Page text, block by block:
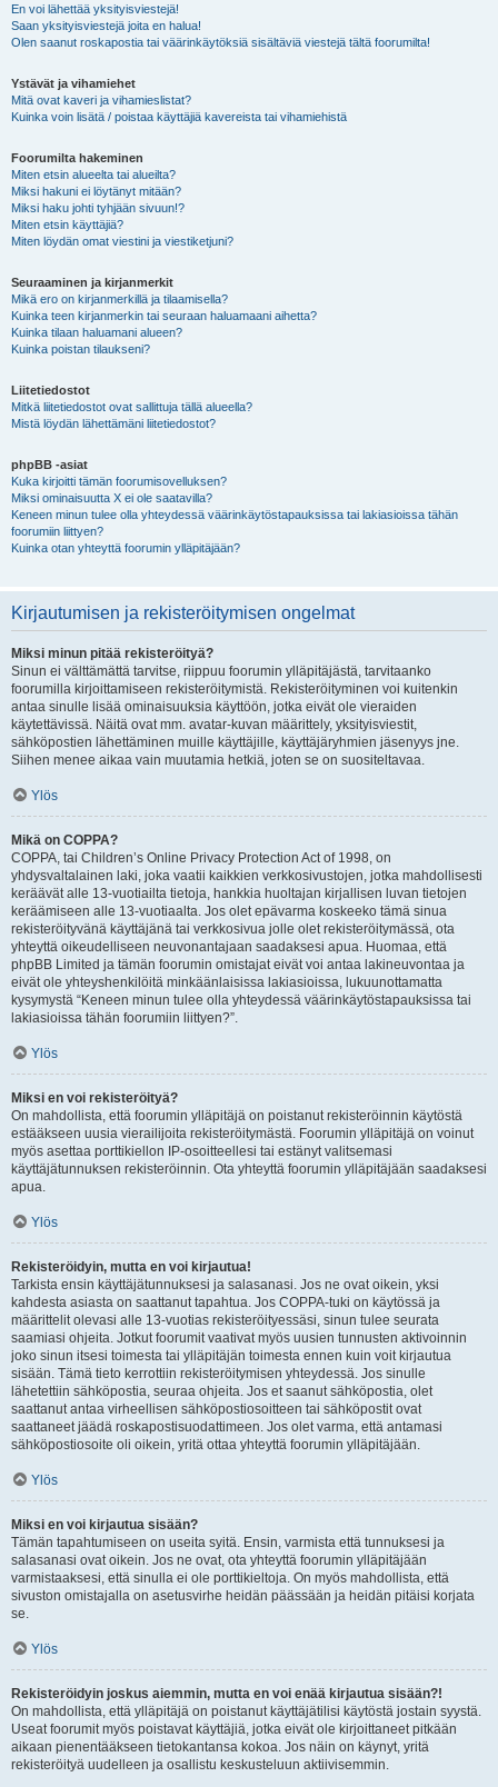
En voi lähettää yksityisviestejä!
Saan yksityisviestejä joita en halua!
Olen saanut roskapostia tai väärinkäytöksiä sisältäviä viestejä tältä foorumilta!
Ystävät ja vihamiehet
Mitä ovat kaveri ja vihamieslistat?
Kuinka voin lisätä / poistaa käyttäjiä kavereista tai vihamiehistä
Foorumilta hakeminen
Miten etsin alueelta tai alueilta?
Miksi hakuni ei löytänyt mitään?
Miksi haku johti tyhjään sivuun!?
Miten etsin käyttäjiä?
Miten löydän omat viestini ja viestiketjuni?
Seuraaminen ja kirjanmerkit
Mikä ero on kirjanmerkillä ja tilaamisella?
Kuinka teen kirjanmerkin tai seuraan haluamaani aihetta?
Kuinka tilaan haluamani alueen?
Kuinka poistan tilaukseni?
Liitetiedostot
Mitkä liitetiedostot ovat sallittuja tällä alueella?
Mistä löydän lähettämäni liitetiedostot?
phpBB -asiat
Kuka kirjoitti tämän foorumisovelluksen?
Miksi ominaisuutta X ei ole saatavilla?
Keneen minun tulee olla yhteydessä väärinkäytöstapauksissa tai lakiasioissa tähän
foorumiin liittyen?
Kuinka otan yhteyttä foorumin ylläpitäjään?
Kirjautumisen ja rekisteröitymisen ongelmat
Miksi minun pitää rekisteröityä?
Sinun ei välttämättä tarvitse, riippuu foorumin ylläpitäjästä, tarvitaanko
foorumilla kirjoittamiseen rekisteröitymistä. Rekisteröityminen voi kuitenkin
antaa sinulle lisää ominaisuuksia käyttöön, jotka eivät ole vieraiden
käytettävissä. Näitä ovat mm. avatar-kuvan määrittely, yksityisviestit,
sähköpostien lähettäminen muille käyttäjille, käyttäjäryhmien jäsenyys jne.
Siihen menee aikaa vain muutamia hetkiä, joten se on suositeltavaa.
Ylös
Mikä on COPPA?
COPPA, tai Children’s Online Privacy Protection Act of 1998, on
yhdysvaltalainen laki, joka vaatii kaikkien verkkosivustojen, jotka mahdollisesti
keräävät alle 13-vuotiailta tietoja, hankkia huoltajan kirjallisen luvan tietojen
keräämiseen alle 13-vuotiaalta. Jos olet epävarma koskeeko tämä sinua
rekisteröityvänä käyttäjänä tai verkkosivua jolle olet rekisteröitymässä, ota
yhteyttä oikeudelliseen neuvonantajaan saadaksesi apua. Huomaa, että
phpBB Limited ja tämän foorumin omistajat eivät voi antaa lakineuvontaa ja
eivät ole yhteyshenkilöitä minkäänlaisissa lakiasioissa, lukuunottamatta
kysymystä “Keneen minun tulee olla yhteydessä väärinkäytöstapauksissa tai
lakiasioissa tähän foorumiin liittyen?”.
Ylös
Miksi en voi rekisteröityä?
On mahdollista, että foorumin ylläpitäjä on poistanut rekisteröinnin käytöstä
estääkseen uusia vierailijoita rekisteröitymästä. Foorumin ylläpitäjä on voinut
myös asettaa porttikiellon IP-osoitteellesi tai estänyt valitsemasi
käyttäjätunnuksen rekisteröinnin. Ota yhteyttä foorumin ylläpitäjään saadaksesi
apua.
Ylös
Rekisteröidyin, mutta en voi kirjautua!
Tarkista ensin käyttäjätunnuksesi ja salasanasi. Jos ne ovat oikein, yksi
kahdesta asiasta on saattanut tapahtua. Jos COPPA-tuki on käytössä ja
määrittelit olevasi alle 13-vuotias rekisteröityessäsi, sinun tulee seurata
saamiasi ohjeita. Jotkut foorumit vaativat myös uusien tunnusten aktivoinnin
joko sinun itsesi toimesta tai ylläpitäjän toimesta ennen kuin voit kirjautua
sisään. Tämä tieto kerrottiin rekisteröitymisen yhteydessä. Jos sinulle
lähetettiin sähköpostia, seuraa ohjeita. Jos et saanut sähköpostia, olet
saattanut antaa virheellisen sähköpostiosoitteen tai sähköpostit ovat
saattaneet jäädä roskapostisuodattimeen. Jos olet varma, että antamasi
sähköpostiosoite oli oikein, yritä ottaa yhteyttä foorumin ylläpitäjään.
Ylös
Miksi en voi kirjautua sisään?
Tämän tapahtumiseen on useita syitä. Ensin, varmista että tunnuksesi ja
salasanasi ovat oikein. Jos ne ovat, ota yhteyttä foorumin ylläpitäjään
varmistaaksesi, että sinulla ei ole porttikieltoja. On myös mahdollista, että
sivuston omistajalla on asetusvirhe heidän päässään ja heidän pitäisi korjata
se.
Ylös
Rekisteröidyin joskus aiemmin, mutta en voi enää kirjautua sisään?!
On mahdollista, että ylläpitäjä on poistanut käyttäjätilisi käytöstä jostain syystä.
Useat foorumit myös poistavat käyttäjiä, jotka eivät ole kirjoittaneet pitkään
aikaan pienentääkseen tietokantansa kokoa. Jos näin on käynyt, yritä
rekisteröityä uudelleen ja osallistu keskusteluun aktiivisemmin.